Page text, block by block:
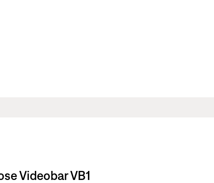
Videobar VB1